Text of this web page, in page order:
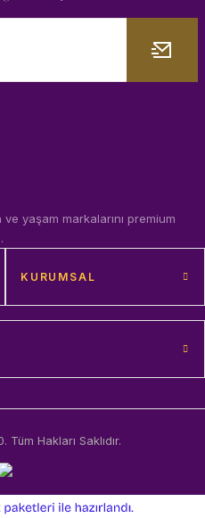
yaşam markalarını premium
KURUMSAL
Hakları Saklıdır.
e-